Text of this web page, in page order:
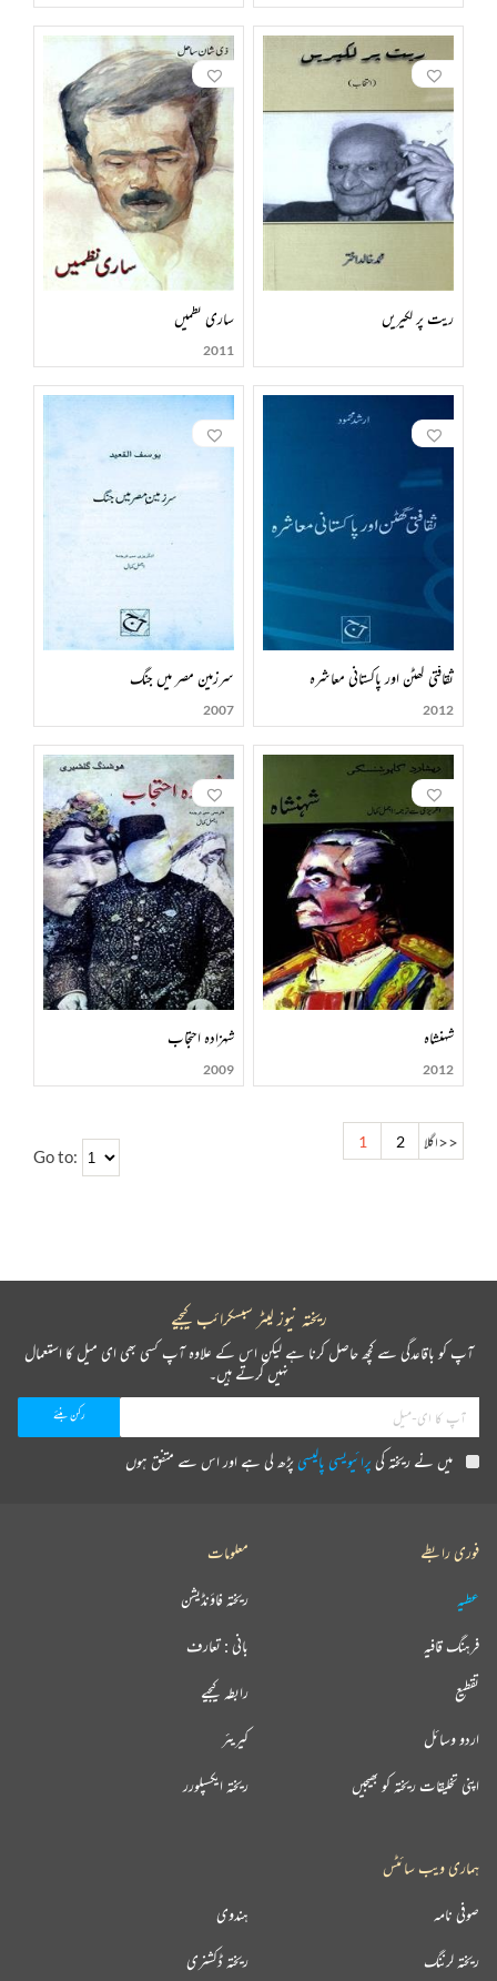
ریت پر لکیریں ساری نظمیں
2011
ثقافتی گھٹن اور پاکستانی معاشرہ
2012
سرزمین مصر میں جنگ
2007
شہنشاہ
2012
شہزادہ احتجاب
2009
1 2 اگلا>>
Go to:
ریختہ نیوز لیٹر سبسکرائب کیجیے
آپ کو باقاعدگی سے کچھ حاصل کرنا ہے لیکن اس کے علاوہ آپ کسی بھی ای میل کا استعمال
نہیں کرتے ہیں۔
میں نے ریختہ کیپرائیویسی پالیسیپڑھ لی ہے اور اس سے متفق ہوں
فوری رابطے
عطیہ
فرہنگ قافیہ
تقطیع
اردو وسائل
اپنی تخلیقات ریختہ کو بھیجیں
معلومات
ریختہ فاؤنڈیشن
بانی : تعارف
رابطہ کیجیے
کیریئر
ریختہ ایکسپلورر
ہماری ویب سائٹس
ہندوی صوفی نامہ
ریختہ ڈکشنری ریختہ لرننگ